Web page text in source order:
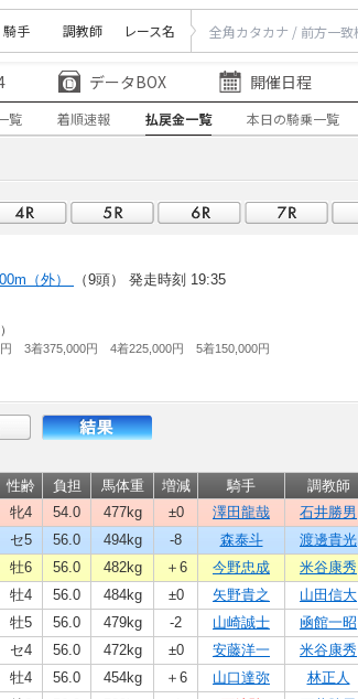
騎手 調教師 レース名
データBOX 開催日程
覧 着順速報 払戻金一覧 本日の騎乗一覧
（外） （9頭） 発走時刻 19:35
3着375,000円 4着225,000円 5着150,000円
性齢 負担 馬体重 増減 騎手 調教師
牝4 54.0 477kg ±0 澤田龍哉 石井勝男
セ5 56.0 494kg -8 森泰斗 渡邊貴光
牡6 56.0 482kg ＋6 今野忠成 米谷康秀
牡4 56.0 484kg ±0 矢野貴之 山田信大
牡5 56.0 479kg -2 山崎誠士 凾館一昭
セ4 56.0 472kg ±0 安藤洋一 米谷康秀
牡4 56.0 454kg ＋6 山口達弥 林正人